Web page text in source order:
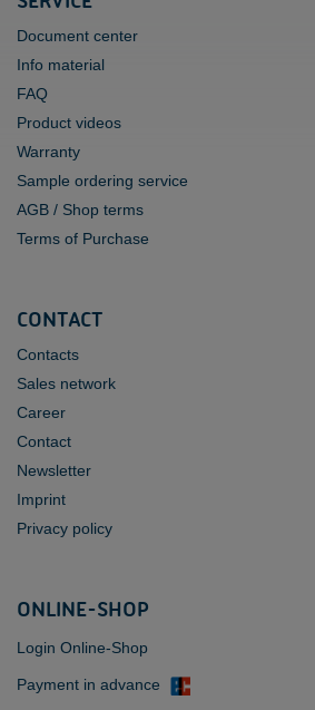
Document center
Info material
FAQ
Product videos
Warranty
Sample ordering service
AGB / Shop terms
Terms of Purchase
CONTACT
Contacts
Sales network
Career
Contact
Newsletter
Imprint
Privacy policy
ONLINE-SHOP
Login Online-Shop
Payment in advance